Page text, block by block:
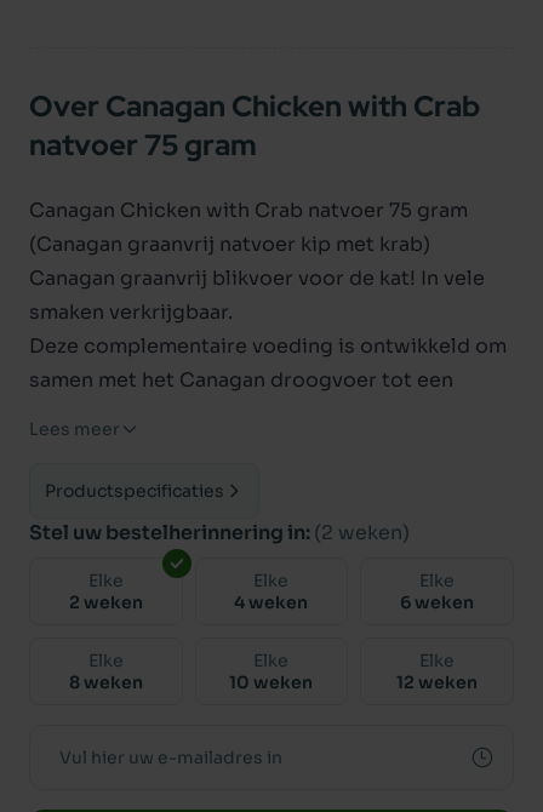
Over Canagan Chicken with Crab
natvoer 75 gram
Canagan Chicken with Crab natvoer 75 gram
(Canagan graanvrij natvoer kip met krab)
Canagan graanvrij blikvoer voor de kat! In vele
smaken verkrijgbaar.
Deze complementaire voeding is ontwikkeld om
samen met het Canagan droogvoer tot een
hoogwaardige grondstoffen.
Kippenborst (58%)
Kippen Bouillon (32%)
Verdikkingsmiddel (tapioca)
Zonnebloemolie
ANALYTISCHE BESTANDDELEN
Lees meer
Productspecificaties
Stel uw bestelherinnering in: (2 weken)
Elke
2 weken
Elke
4 weken
Elke
6 weken
Elke
8 weken
Elke
10 weken
Elke
12 weken